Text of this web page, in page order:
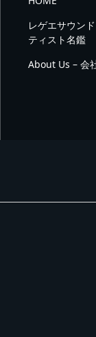
レゲエサウン
ティスト名鑑
About Us – 会